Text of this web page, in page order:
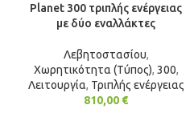
Planet 300 τριπλής ενέργειας
με δύο εναλλάκτες
Λεβητοστασίου,
Χωρητικότητα (Τύπος), 300,
Λειτουργία, Τριπλής ενέργειας
810,00 €